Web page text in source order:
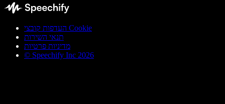
העדפות קובצי Cookie
תנאי השירות
מדיניות פרטיות
© Speechify Inc 2026